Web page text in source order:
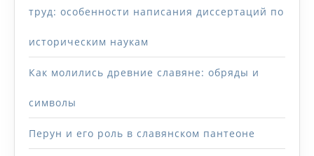
труд: особенности написания диссертаций по
историческим наукам
Как молились древние славяне: обряды и
символы
Перун и его роль в славянском пантеоне